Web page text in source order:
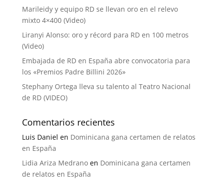
Marileidy y equipo RD se llevan oro en el relevo
mixto 4×400 (Video)
Liranyi Alonso: oro y récord para RD en 100 metros
(Video)
Embajada de RD en España abre convocatoria para
los «Premios Padre Billini 2026»
Stephany Ortega lleva su talento al Teatro Nacional
de RD (VIDEO)
Comentarios recientes
Luis Daniel en Dominicana gana certamen de relatos
en España
Lidia Ariza Medranoen Dominicana gana certamen
de relatos en España